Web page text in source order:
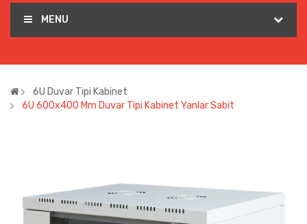
MENU
6U Duvar Tipi Kabinet
6U 600x400 Mm Duvar Tipi Kabinet Yanlar Sabit